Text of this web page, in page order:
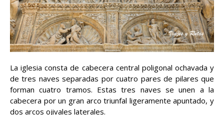
La iglesia consta de cabecera central poligonal ochavada y
de tres naves separadas por cuatro pares de pilares que
forman cuatro tramos. Estas tres naves se unen a la
cabecera por un gran arco triunfal ligeramente apuntado, y
dos arcos ojivales laterales.